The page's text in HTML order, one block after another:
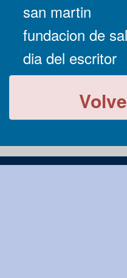
san martin
fundacion de
dia del escritor